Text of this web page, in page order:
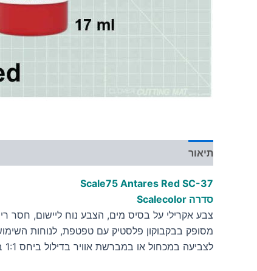
תיאור
Scale75 Antares Red SC-37
סדרה Scalecolor
צבע אקרילי על בסיס מים, הצבע נוח ליישום, חסר ריח,
מסופק בבקבוקון פלסטיק עם טפטפת, לנוחות
לצביעה במכחול או במברשת אוויר בדילול ביחס 1:1 באמצעות מדלל לצבעים אקריליים על בסיס מים